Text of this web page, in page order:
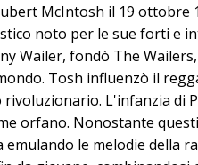
McIntosh il 19 ottobre
noto per le sue forti e
Wailer, fondò The
Tosh influenzò il
L'infanzia di
orfano. Nonostante
le melodie della